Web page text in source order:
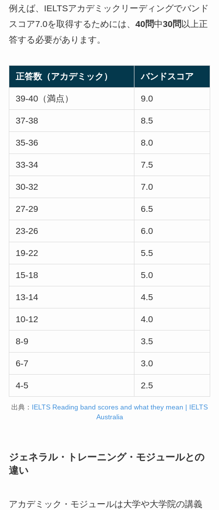
例えば、IELTSアカデミックリーディングでバンド
スコア7.0を取得するためには、 40問中30問 以上正
答する必要があります。
正答数（アカデミック） バンドスコア
39-40（満点） 9.0
37-38 8.5
35-36 8.0
33-34 7.5
30-32 7.0
27-29 6.5
23-26 6.0
19-22 5.5
15-18 5.0
13-14 4.5
10-12 4.0
8-9 3.5
6-7 3.0
4-5 2.5
出典： IELTS Reading band scores and what they mean | IELTS
Australia
ジェネラル・トレーニング・モジュールとの
違い
アカデミック・モジュールは大学や大学院の講義